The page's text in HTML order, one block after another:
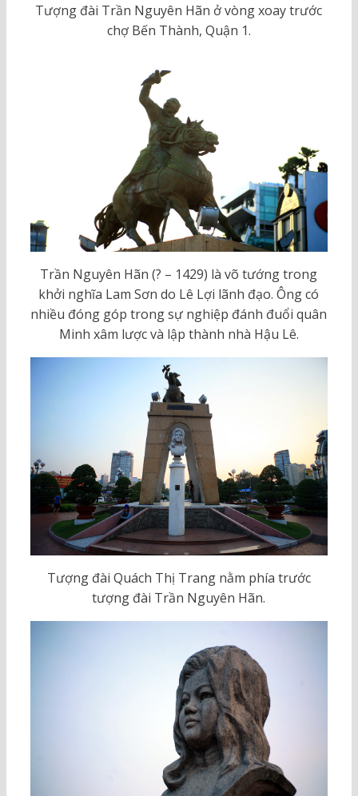
Tượng đài Trần Nguyên Hãn ở vòng xoay trước
chợ Bến Thành, Quận 1.
Trần Nguyên Hãn (? – 1429) là võ tướng trong
khởi nghĩa Lam Sơn do Lê Lợi lãnh đạo. Ông có
nhiều đóng góp trong sự nghiệp đánh đuổi quân
Minh xâm lược và lập thành nhà Hậu Lê.
Tượng đài Quách Thị Trang nằm phía trước
tượng đài Trần Nguyên Hãn.